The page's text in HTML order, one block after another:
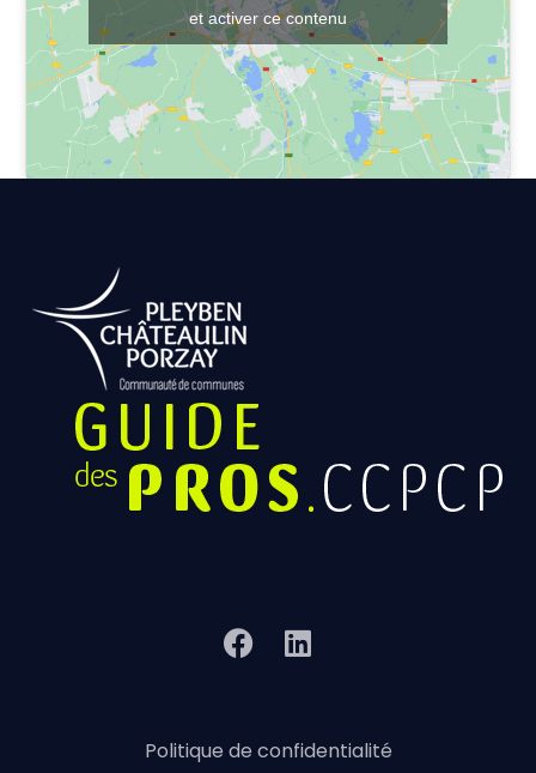
et activer ce contenu
Politique de confidentialité